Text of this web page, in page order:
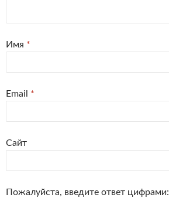
Имя *
Email *
Сайт
Пожалуйста, введите ответ цифрами: